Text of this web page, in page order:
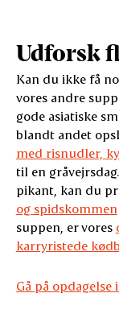
Udforsk
Kan du ikke få
vores andre
gode asiatiske
blandt andet
med risnudler,
til en
pikant, kan du
og spidskommen
suppen, er vores
karryristede
Gå på